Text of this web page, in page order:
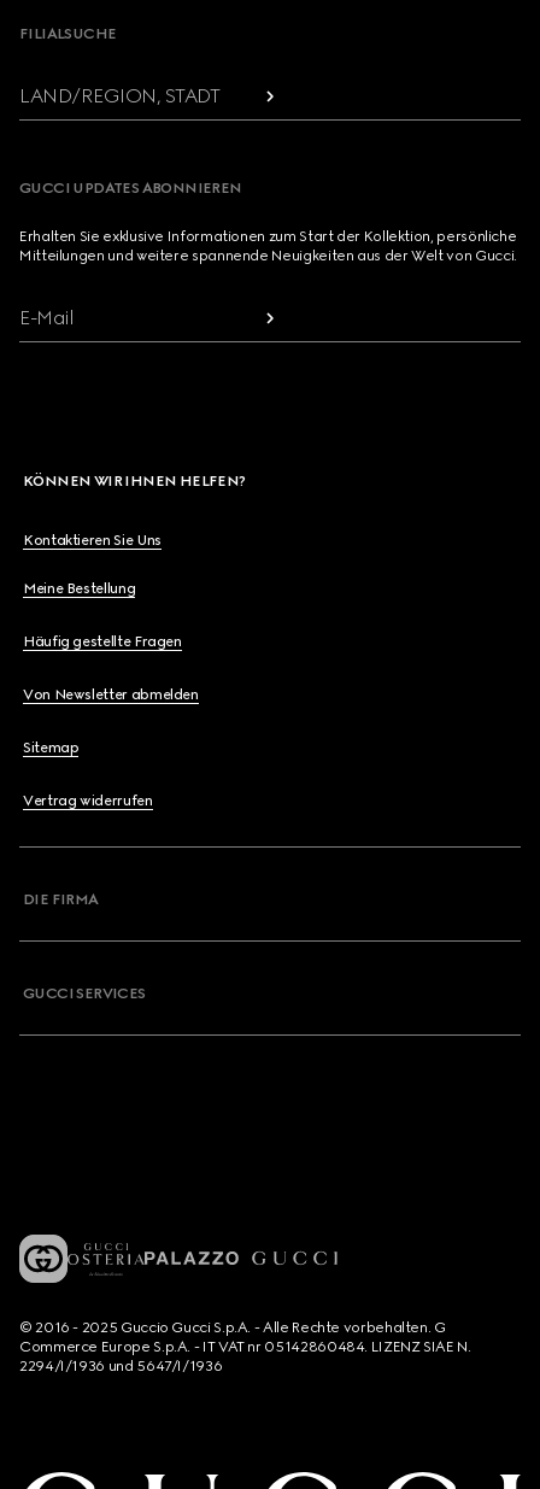
FILIALSUCHE
LAND/REGION, STADT
GUCCI UPDATES ABONNIEREN
Erhalten Sie exklusive Informationen zum Start der Kollektion, persönliche
Mitteilungen und weitere spannende Neuigkeiten aus der Welt von Gucci.
E-Mail
KÖNNEN WIR IHNEN HELFEN?
Kontaktieren Sie Uns
Meine Bestellung
Häufig gestellte Fragen
Von Newsletter abmelden
Sitemap
Vertrag widerrufen
DIE FIRMA
GUCCI SERVICES
© 2016 - 2025 Guccio Gucci S.p.A. - Alle Rechte vorbehalten. G
Commerce Europe S.p.A. - IT VAT nr 05142860484. LIZENZ SIAE N.
2294/I/1936 und 5647/I/1936